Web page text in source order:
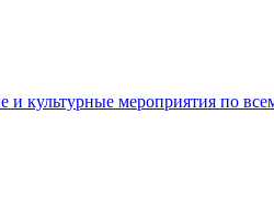
и культурные мероприятия по